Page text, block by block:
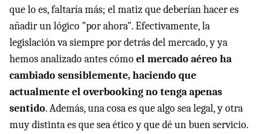
que lo es, faltaría más; el matiz que deberían hacer es
añadir un lógico "por ahora". Efectivamente, la
legislación va siempre por detrás del mercado, y ya
hemos analizado antes cómoel mercado aéreo ha
cambiado sensiblemente, haciendo que
actualmente el overbooking no tenga apenas
sentido. Además, una cosa es que algo sea legal, y otra
muy distinta es que sea ético y que dé un buen servicio.